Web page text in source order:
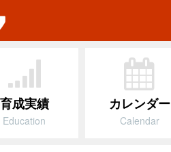
育成実績
Education
カレンダー
Calendar